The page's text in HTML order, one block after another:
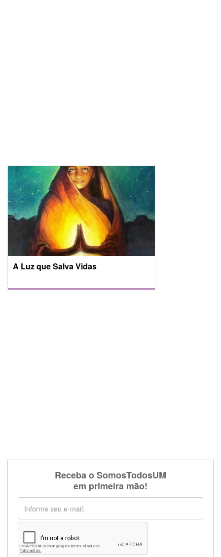
A Luz que Salva Vidas
Receba o SomosTodosUM
em primeira mão!